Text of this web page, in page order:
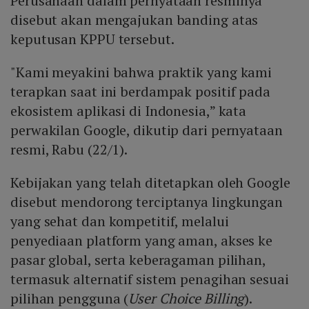
disebut akan mengajukan banding atas
keputusan KPPU tersebut.
"Kami meyakini bahwa praktik yang kami
terapkan saat ini berdampak positif pada
ekosistem aplikasi di Indonesia,” kata
perwakilan Google, dikutip dari pernyataan
resmi, Rabu (22/1).
Kebijakan yang telah ditetapkan oleh Google
disebut mendorong terciptanya lingkungan
yang sehat dan kompetitif, melalui
penyediaan platform yang aman, akses ke
pasar global, serta keberagaman pilihan,
termasuk alternatif sistem penagihan sesuai
pilihan pengguna (User Choice Billing).